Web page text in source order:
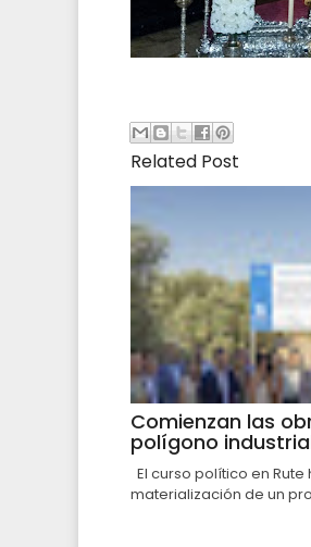
Related Post
Comienzan las
polígono
El curso político en
materialización de un